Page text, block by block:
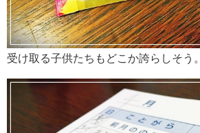
受け取る子供たちもどこか誇らしそう。